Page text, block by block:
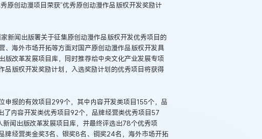
原创动漫项目荣获“优秀原创动漫作品版权开发奖励计
新闻出版署关于征集原创动漫作品版权开发优秀项目的
海外市场开拓等方面对国产原创动漫作品版权开发具
改革发展项目库，同时推荐给中央文化产业发展专项
品版权开发奖励计划，入选奖励计划的优秀项目将获得
报的有效项目299个，其中内容开发类项目155个，品
内容开发类优秀项目92个，品牌经营类优秀项目57
闻出版改革发展项目库，并最终评选出78个优秀项
牌经营类金奖3名、银奖8名、铜奖24名，海外市场开拓